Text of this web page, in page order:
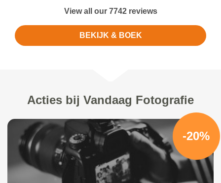
View all our 7742 reviews
BEKIJK & BOEK
Acties bij Vandaag Fotografie
-20%